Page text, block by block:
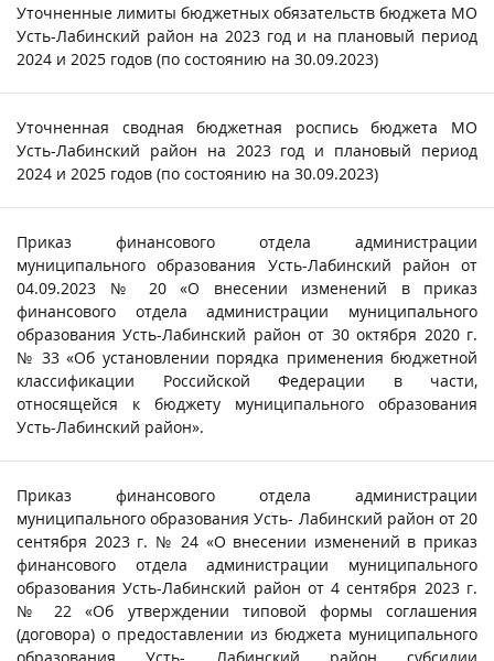
Уточненные лимиты бюджетных обязательств бюджета МО
Усть-Лабинский район на 2023 год и на плановый период
2024 и 2025 годов (по состоянию на 30.09.2023)
Уточненная сводная бюджетная роспись бюджета МО
Усть-Лабинский район на 2023 год и плановый период
2024 и 2025 годов (по состоянию на 30.09.2023)
Приказ финансового отдела администрации
муниципального образования Усть-Лабинский район от
04.09.2023 № 20 «О внесении изменений в приказ
финансового отдела администрации муниципального
образования Усть-Лабинский район от 30 октября 2020 г.
№ 33 «Об установлении порядка применения бюджетной
классификации Российской Федерации в части,
относящейся к бюджету муниципального образования
Усть-Лабинский район».
Приказ финансового отдела администрации
муниципального образования Усть- Лабинский район от 20
сентября 2023 г. № 24 «О внесении изменений в приказ
финансового отдела администрации муниципального
образования Усть-Лабинский район от 4 сентября 2023 г.
№ 22 «Об утверждении типовой формы соглашения
(договора) о предоставлении из бюджета муниципального
образования Усть- Лабинский район субсидии